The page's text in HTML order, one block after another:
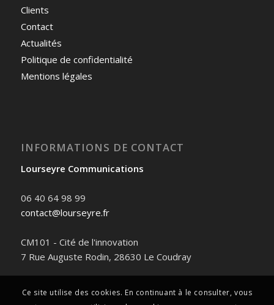
Clients
Contact
Actualités
Politique de confidentialité
Mentions légales
INFORMATIONS DE CONTACT
Lourseyre Communications
06 40 64 98 99
contact@lourseyre.fr
CM101 - Cité de l'innovation
7 Rue Auguste Rodin, 28630 Le Coudray
Ce site utilise des cookies. En continuant à le consulter, vous